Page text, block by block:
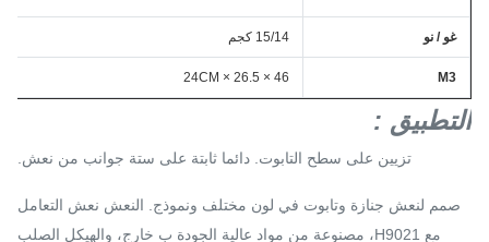
غو / نو 15/14 كجم
M3
46 × 26.5 × 24CM
التطبيق :
تزيين على سطح التابوت. دائما ثابتة على ستة جوانب من نعش.
صمم لنعش جنازة وتابوت في لون مختلف ونموذج.
النعش نعش التعامل
مع H9021، مصنوعة من مواد عالية الجودة ب خارج، والهيكل الصلب